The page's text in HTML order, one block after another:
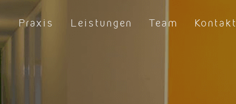
Praxis Leistungen Team Kontakt